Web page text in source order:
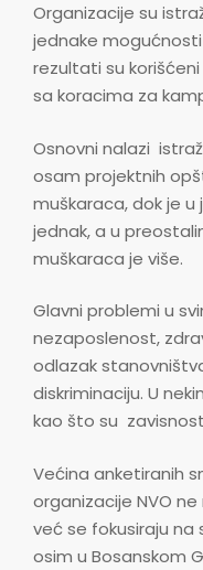
Organizacije su
jednake
rezultati su
sa koracima za
Osnovni nalazi
osam projektnih
muškaraca, dok je
jednak, a u
muškaraca je više.
Glavni problemi u
nezaposlenost,
odlazak
diskriminaciju. U
kao što su
Većina anketiranih
organizacije NVO
već se fokusiraju na
osim u Bosanskom